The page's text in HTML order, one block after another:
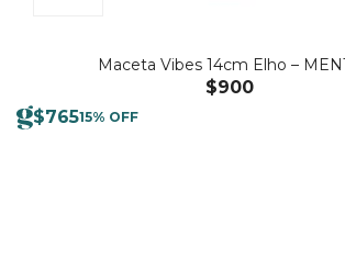
Maceta Vibes 14cm Elho –
$900
$76515% OFF